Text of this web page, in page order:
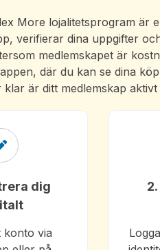
More lojalitetsprogram är
verifierar dina uppgifter
medlemskapet är
där du kan se dina
klar är ditt medlemskap
dig
konto via